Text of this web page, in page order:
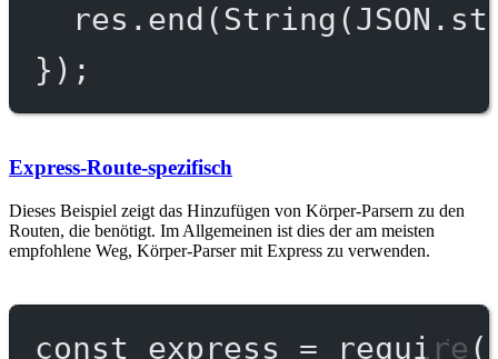
res. end ( String (JSON .
});
Express-Route-spezifisch
Dieses Beispiel zeigt das Hinzufügen von Körper-Parsern zu den
Routen, die benötigt. Im Allgemeinen ist dies der am meisten
empfohlene Weg, Körper-Parser mit Express zu verwenden.
const express = require (